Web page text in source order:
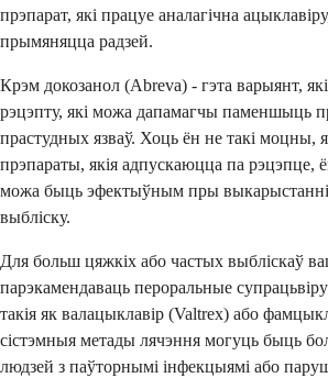
прэпарат, які працуе аналагічна
прымяняцца радзей.
Крэм докозанол (Abreva) - гэта варыянт,
рэцэпту, які можа дапамагчы паменшыць
прастудных язваў. Хоць ён не такі моцны,
прэпараты, якія адпускаюцца па рэцэпце,
можа быць эфектыўным пры выкарыстанні
выбліску.
Для больш цяжкіх або частых выбліскаў
парэкамендаваць пероральные
такія як валацыклавір (Valtrex) або
сістэмныя метады лячэння могуць быць
людзей з паўторнымі інфекцыямі або